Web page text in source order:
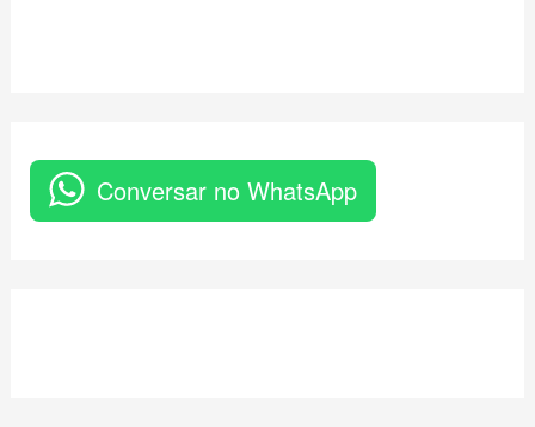
Conversar no WhatsApp